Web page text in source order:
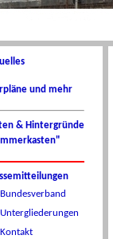
und mehr
& Hintergründe
Bundesverband
Untergliederungen
Kontakt